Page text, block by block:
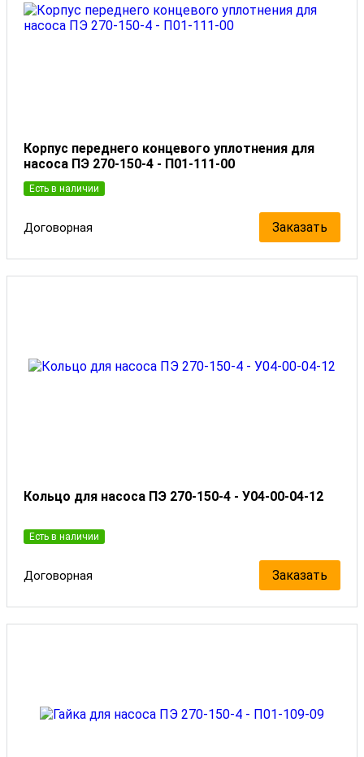
Корпус переднего концевого уплотнения для
насоса ПЭ 270-150-4 - П01-111-00
Есть в наличии
Договорная Заказать
Кольцо для насоса ПЭ 270-150-4 - У04-00-04-12
Есть в наличии
Договорная Заказать